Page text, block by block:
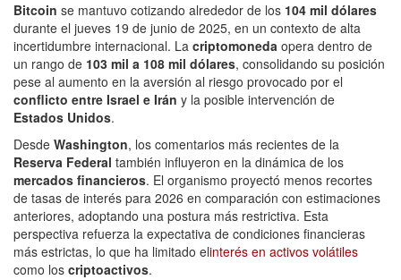
Bitcoin se mantuvo cotizando alrededor de los 104 mil dólares
durante el jueves 19 de junio de 2025, en un contexto de alta
incertidumbre internacional. La criptomoneda opera dentro de
un rango de 103 mil a 108 mil dólares, consolidando su posición
pese al aumento en la aversión al riesgo provocado por el
conflicto entre Israel e Irán y la posible intervención de
Estados Unidos.
Desde Washington, los comentarios más recientes de la
Reserva Federal también influyeron en la dinámica de los
mercados financieros. El organismo proyectó menos recortes
de tasas de interés para 2026 en comparación con estimaciones
anteriores, adoptando una postura más restrictiva. Esta
perspectiva refuerza la expectativa de condiciones financieras
más estrictas, lo que ha limitado elinterés en activos volátiles
como los criptoactivos.